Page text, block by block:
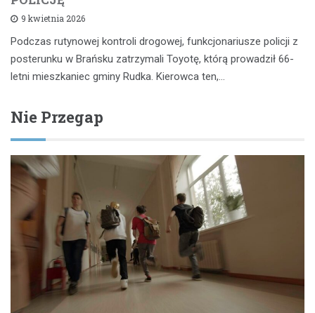
9 kwietnia 2026
Podczas rutynowej kontroli drogowej, funkcjonariusze policji z
posterunku w Brańsku zatrzymali Toyotę, którą prowadził 66-
letni mieszkaniec gminy Rudka. Kierowca ten,…
Nie Przegap